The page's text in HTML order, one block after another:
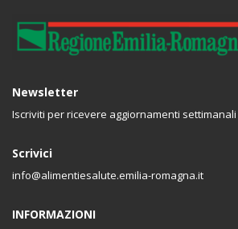
Newsletter
Iscriviti per ricevere aggiornamenti settimanali
Scrivici
info@alimentiesalute.emilia-romagna.it
INFORMAZIONI